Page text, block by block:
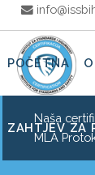
POČETNA
ZAHTJEV ZA
Naša
MLA